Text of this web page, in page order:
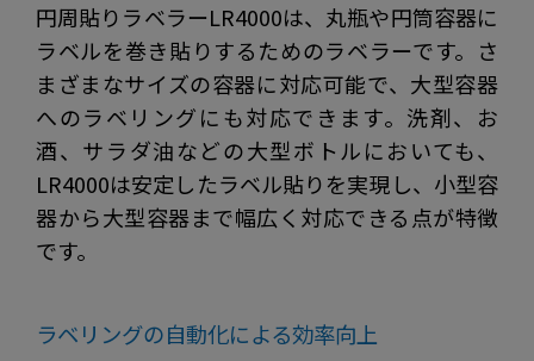
円周貼りラベラーLR4000は、丸瓶や円筒容器に
ラベルを巻き貼りするためのラベラーです。さ
まざまなサイズの容器に対応可能で、大型容器
へのラベリングにも対応できます。洗剤、お
酒、サラダ油などの大型ボトルにおいても、
LR4000は安定したラベル貼りを実現し、小型容
器から大型容器まで幅広く対応できる点が特徴
です。
ラベリングの自動化による効率向上